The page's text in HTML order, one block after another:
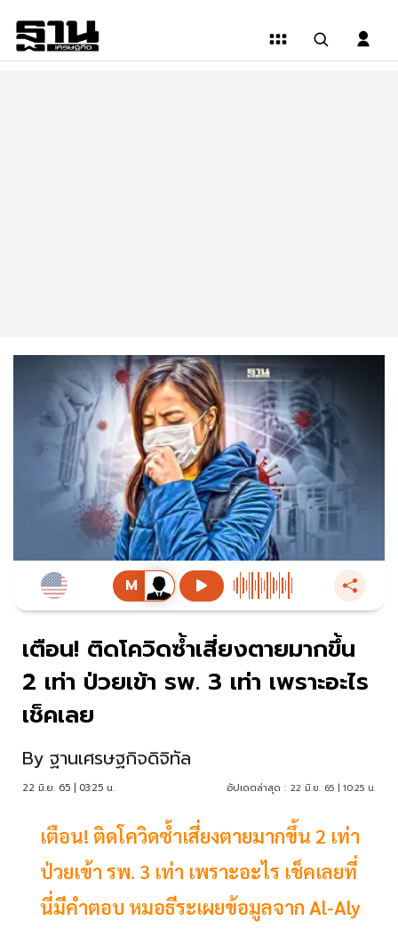
เตือน! ติดโควิดซ้ำเสี่ยงตายมากขึ้น
2 เท่า ป่วยเข้า รพ. 3 เท่า เพราะอะไร
เช็คเลย
By ฐานเศรษฐกิจดิจิทัล
22 มิ.ย. 65 | 03:25 น. อัปเดตล่าสุด : 22 มิ.ย. 65 | 10:25 น.
เตือน! ติดโควิดซ้ำเสี่ยงตายมากขึ้น 2 เท่า
ป่วยเข้า รพ. 3 เท่า เพราะอะไร เช็คเลยที่
นี่มีคำตอบ หมอธีระเผยข้อมูลจาก Al-Aly